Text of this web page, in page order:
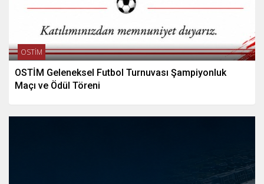
OSTİM
OSTİM Geleneksel Futbol Turnuvası Şampiyonluk
Maçı ve Ödül Töreni